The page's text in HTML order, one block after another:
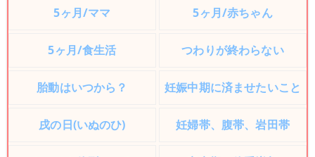
5ヶ月/ママ 5ヶ月/赤ちゃん
5ヶ月/食生活 つわりが終わらない
胎動はいつから？ 妊娠中期に済ませたいこと
戌の日(いぬのひ) 妊婦帯、腹帯、岩田帯